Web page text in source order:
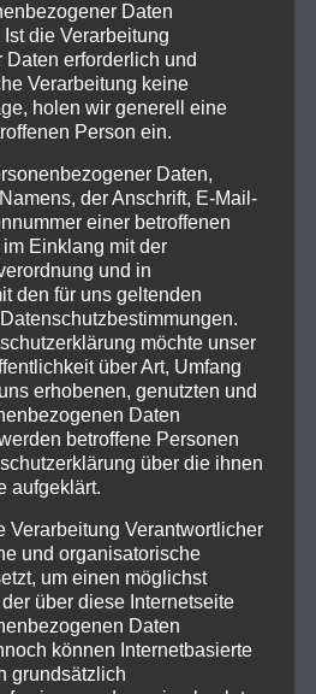
Musik zu hören, die aus den
internationale Rockstars und
Roll Hall Of Fame gemacht
Roll All Nite“, „Love Gun“ und
Schätzchen aus den
noch mehr Hits. Über zwei
Hardrocker alles.
Simmons böse grinsend
und stolziert auf
während „Starchild“ Paul
als der ultimative
die Menge dirigiert.KISS
wird ein ultimatives Fest für
haben, und eine letzte Chance
haben.
OF THE ROAD-Tour sollten
und andere Liebhaber
nicht verpassen.
got the best. The hottest
their final tour ever:KISS!
Daten
die Verarbeitung
erforderlich und
Verarbeitung keine
holen wir generell eine
Person ein.
Daten,
der Anschrift, E-Mail-
einer betroffenen
Einklang mit der
und in
den für uns geltenden
möchte unser
über Art, Umfang
erhobenen, genutzten und
Daten
betroffene Personen
über die ihnen
aufgeklärt.
Verarbeitung Verantwortlicher
und organisatorische
um einen möglichst
über diese Internetseite
Daten
können Internetbasierte
grundsätzlich